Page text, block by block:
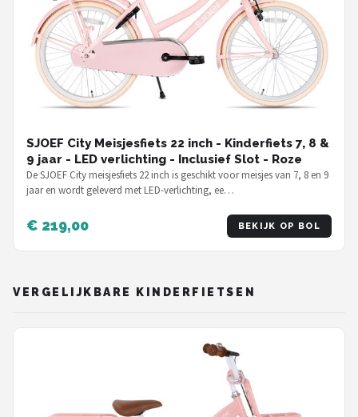
SJOEF City Meisjesfiets 22 inch - Kinderfiets 7, 8 &
9 jaar - LED verlichting - Inclusief Slot - Roze
De SJOEF City meisjesfiets 22 inch is geschikt voor meisjes van 7, 8 en 9
jaar en wordt geleverd met LED-verlichting, ee…
€ 219,00 BEKIJK OP BOL
VERGELIJKBARE KINDERFIETSEN